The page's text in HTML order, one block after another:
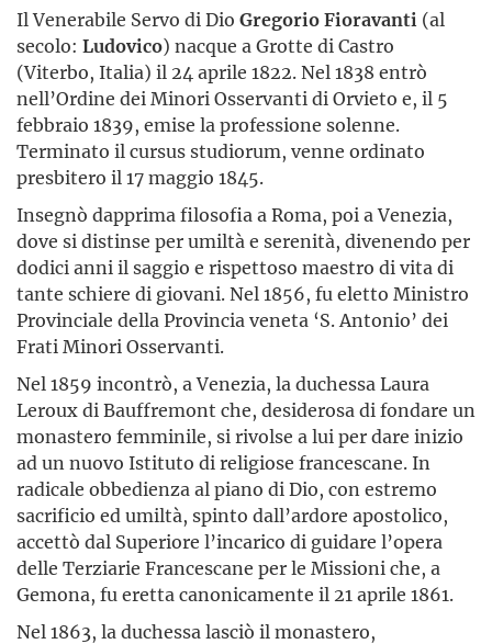
Il Venerabile Servo di Dio Gregorio Fioravanti (al
secolo: Ludovico) nacque a Grotte di Castro
(Viterbo, Italia) il 24 aprile 1822. Nel 1838 entrò
nell’Ordine dei Minori Osservanti di Orvieto e, il 5
febbraio 1839, emise la professione solenne.
Terminato il cursus studiorum, venne ordinato
presbitero il 17 maggio 1845.
Insegnò dapprima filosofia a Roma, poi a Venezia,
dove si distinse per umiltà e serenità, divenendo per
dodici anni il saggio e rispettoso maestro di vita di
tante schiere di giovani. Nel 1856, fu eletto Ministro
Provinciale della Provincia veneta ‘S. Antonio’ dei
Frati Minori Osservanti.
Nel 1859 incontrò, a Venezia, la duchessa Laura
Leroux di Bauffremont che, desiderosa di fondare un
monastero femminile, si rivolse a lui per dare inizio
ad un nuovo Istituto di religiose francescane. In
radicale obbedienza al piano di Dio, con estremo
sacrificio ed umiltà, spinto dall’ardore apostolico,
accettò dal Superiore l’incarico di guidare l’opera
delle Terziarie Francescane per le Missioni che, a
Gemona, fu eretta canonicamente il 21 aprile 1861.
Nel 1863, la duchessa lasciò il monastero,